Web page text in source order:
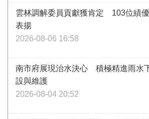
雲林調解委員貢獻獲肯定 103位績
表揚
2026-08-06 16:58
南市府展現治水決心 積極精進雨水
設與維護
2026-08-04 20:52